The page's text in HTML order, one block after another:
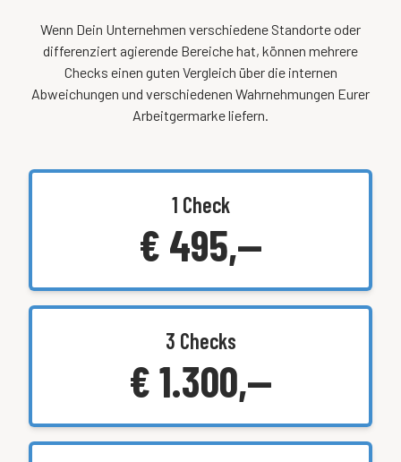
Wenn Dein Unternehmen verschiedene Standorte oder
differenziert agierende Bereiche hat, können mehrere
Checks einen guten Vergleich über die internen
Abweichungen und verschiedenen Wahrnehmungen Eurer
Arbeitgermarke liefern.
1 Check
€ 495,—
3 Checks
€ 1.300,—